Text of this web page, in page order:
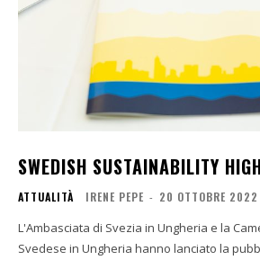
SWEDISH SUSTAINABILITY
ATTUALITÀ IRENE PEPE - 20 OTTOBRE 2022
L'Ambasciata di Svezia in Ungheria e la
Svedese in Ungheria hanno lanciato la